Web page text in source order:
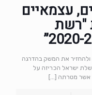
עצמאיים
"רשת
את המשק בהדרגה
ישראל הכריזה על
[…]